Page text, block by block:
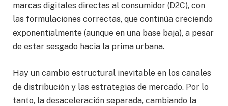
marcas digitales directas al consumidor (D2C), con
las formulaciones correctas, que continúa creciendo
exponentialmente (aunque en una base baja), a pesar
de estar sesgado hacia la prima urbana.
Hay un cambio estructural inevitable en los canales
de distribución y las estrategias de mercado. Por lo
tanto, la desaceleración separada, cambiando la